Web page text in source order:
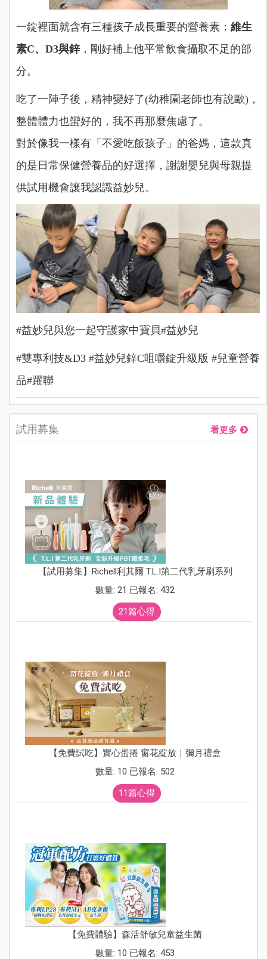
一錠裡面就含有三種孩子成長重要的營養素： 維生
素C、D3與鋅，剛好補上他平常飲食攝取不足的部
分。
吃了一陣子後，精神變好了(幼稚園老師也有說歐)，
整體體力也蠻好的，我不再那麼焦慮了。
對於像我一樣有「不愛吃飯孩子」的爸媽，這款真
的是日常保健營養品的好選擇，謝謝嬰兒與母親提
供試用機會讓我認識益妙兒。
#益妙兒與您一起守護家中寶貝️#益妙兒
#雙專利技&D3 #益妙兒鋅C咀嚼錠升級版 #兒童營養
品#躍聯
試用募集 看更多
【試用募集】Richell利其爾 T.L.I第二代乳牙刷系列
數量: 21 已報名: 432
21篇心得
【免費試吃】實心蛋捲 窗花綻放｜彌月禮盒
數量: 10 已報名: 502
11篇心得
【免費體驗】森活舒敏兒童益生菌
數量: 10 已報名: 453